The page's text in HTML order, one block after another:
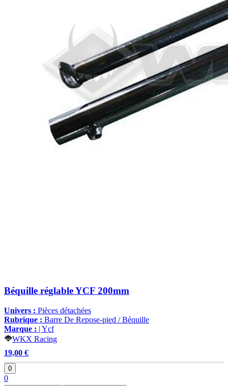
Béquille réglable YCF 200mm
Univers : Pièces détachées
Rubrique : Barre De Repose-pied / Béquille
Marque : | Ycf
WKX Racing
19,00 €
0
0